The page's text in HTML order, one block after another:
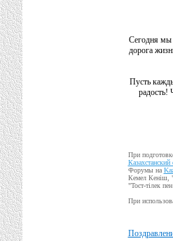
Сегодня мы
дорога
Пусть
радость!
При
Казахстанский
Форумы на
Кемел Кеніш,
"Тост-тілек
При